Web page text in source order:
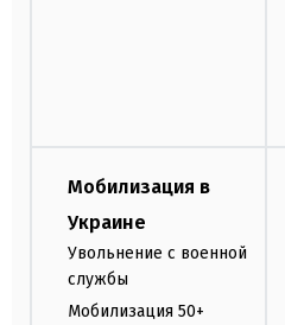
Мобилизация в
Украине
Увольнение с военной
службы
Мобилизация 50+